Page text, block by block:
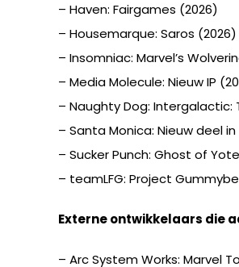
– Haven: Fairgames (2026)
– Housemarque: Saros (2026)
– Insomniac: Marvel’s
– Media Molecule: Nieuw IP
– Naughty Dog: Intergalactic:
– Santa Monica: Nieuw deel
– Sucker Punch: Ghost of
– teamLFG: Project
Externe ontwikkelaars die
– Arc System Works: Marvel